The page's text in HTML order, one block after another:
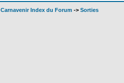
Carnavenir Index du Forum -> Sorties